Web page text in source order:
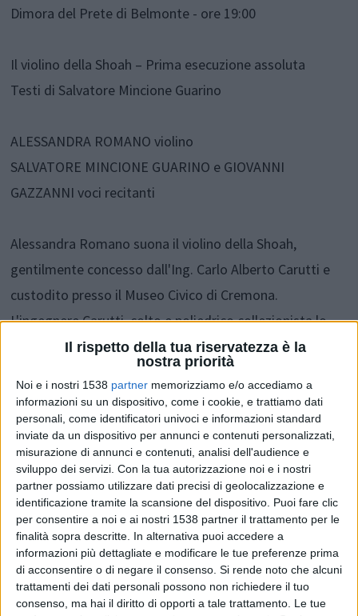
Il rispetto della tua riservatezza è la
nostra priorità
Noi e i nostri 1538 partner memorizziamo e/o accediamo a
informazioni su un dispositivo, come i cookie, e trattiamo dati
personali, come identificatori univoci e informazioni standard
inviate da un dispositivo per annunci e contenuti personalizzati,
misurazione di annunci e contenuti, analisi dell'audience e
sviluppo dei servizi. Con la tua autorizzazione noi e i nostri
partner possiamo utilizzare dati precisi di geolocalizzazione e
identificazione tramite la scansione del dispositivo. Puoi fare clic
per consentire a noi e ai nostri 1538 partner il trattamento per le
finalità sopra descritte. In alternativa puoi accedere a
informazioni più dettagliate e modificare le tue preferenze prima
di acconsentire o di negare il consenso. Si rende noto che alcuni
trattamenti dei dati personali possono non richiedere il tuo
consenso, ma hai il diritto di opporti a tale trattamento. Le tue
Dimora del Prete di Belmonte - ore 19:00
Il violino della Shoah – Prima esecuzione assoluta
Testi di Salvatore Mincione Guarino
ALESSANDRA ROMANO violino
SALVATORE MINCIONE GUARINO e GIOVANNI
GAZZANNI voci recitanti
Alessandra Romano suona il violino della Shoah,
gentilmente concesso dall'Ing. Carlo Alberto Carutti e
custodito presso il Museo Civico di Cremona.
L'ingegnere Carutti, colto e poliedrico collezionista lo
acquista, nel 2014, presso un antiquario di Torino: è un
violino Collin-Mezin con una stella di Davide incisa sul
lato posteriore e un messaggio segreto custodito al
suo interno. Il concerto di questa sera si ispira alla storia
vera del violino ritrovato ad Auschwitz.
___________________________
Programma
Pietro Mascagni (1863 - 1945) dall'Amico Fritz: Finale I°
Preludietto
Joahn Sebastian Bach (1685-1750) Allemanda dalla